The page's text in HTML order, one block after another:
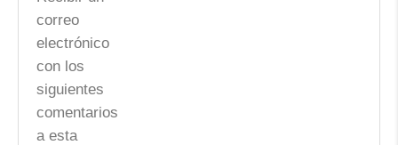
correo
electrónico
con los
siguientes
comentarios
a esta